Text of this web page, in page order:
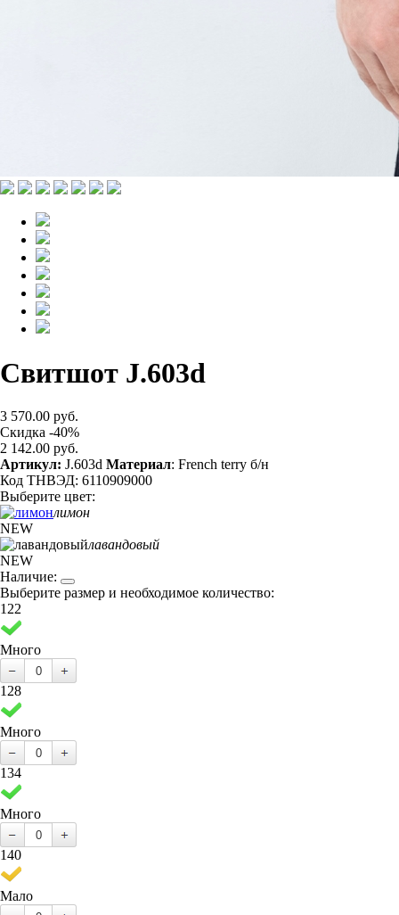
Свитшот J.603d
3 570.00 руб.
Скидка -40%
2 142.00 руб.
Артикул: J.603d Материал: French terry б/н
Код ТНВЭД: 6110909000
Выберите цвет:
лимон
NEW
лавандовый
NEW
Наличие:
Выберите размер и необходимое количество:
122
Много
128
Много
134
Много
140
Мало